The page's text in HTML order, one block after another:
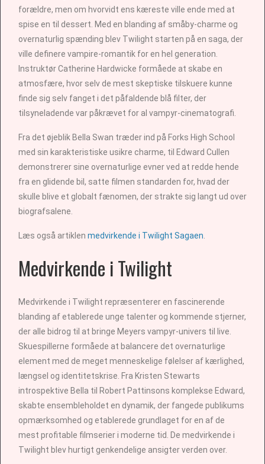
forældre, men om hvorvidt ens kæreste ville ende med at
spise en til dessert. Med en blanding af småby-charme og
overnaturlig spænding blev Twilight starten på en saga, der
ville definere vampire-romantik for en hel generation.
Instruktør Catherine Hardwicke formåede at skabe en
atmosfære, hvor selv de mest skeptiske tilskuere kunne
finde sig selv fanget i det påfaldende blå filter, der
tilsyneladende var påkrævet for al vampyr-cinematografi.
Fra det øjeblik Bella Swan træder ind på Forks High School
med sin karakteristiske usikre charme, til Edward Cullen
demonstrerer sine overnaturlige evner ved at redde hende
fra en glidende bil, satte filmen standarden for, hvad der
skulle blive et globalt fænomen, der strakte sig langt ud over
biografsalene.
Læs også artiklen medvirkende i Twilight Sagaen
Medvirkende i Twilight
Medvirkende i Twilight repræsenterer en fascinerende
blanding af etablerede unge talenter og kommende stjerner,
der alle bidrog til at bringe Meyers vampyr-univers til live.
Skuespillerne formåede at balancere det overnaturlige
element med de meget menneskelige følelser af kærlighed,
længsel og identitetskrise. Fra Kristen Stewarts
introspektive Bella til Robert Pattinsons komplekse Edward,
skabte ensembleholdet en dynamik, der fangede publikums
opmærksomhed og etablerede grundlaget for en af de
mest profitable filmserier i moderne tid. De medvirkende i
Twilight blev hurtigt genkendelige ansigter verden over.